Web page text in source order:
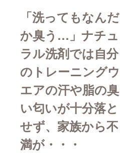
「洗ってもなんだ
か臭う…」ナチュ
ラル洗剤では自分
のトレーニングウ
エアの汗や脂の臭
い匂いが十分落と
せず、家族から不
満が・・・